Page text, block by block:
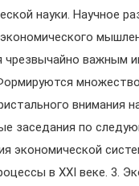
науки. Научное
чрезвычайно важным
внимания
заседания по
экономической
в ХХI веке. 3.